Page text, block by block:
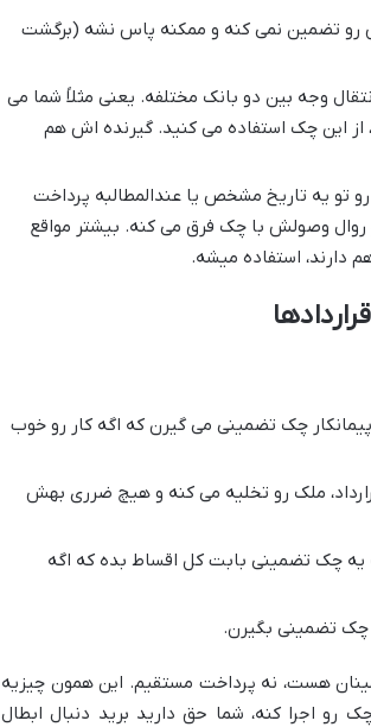
رو تضمین نمی کنه و ممکنه پاس نشه (برگشت
وجه بین دو بانک مختلفه. یعنی مثلاً شما می
از این چک استفاده می کنید. گیرنده اش هم
تو یه تاریخ مشخص یا عندالمطالبه پرداخت
روال وصولش با چک فرق می کنه. بیشتر مواقع
دارند، استفاده میشه.
پیمانکار چک تضمینی می گیرن که اگه کار رو خوب
ملک رو تخلیه می کنه و هیچ ضرری بهش
چک تضمینی بابت کل اقساط بده که اگه
چک تضمینی بگیرن.
هست، نه پرداخت مستقیم. این همون چیزیه
اجرا کنه، شما حق دارید برید دنبال ابطال